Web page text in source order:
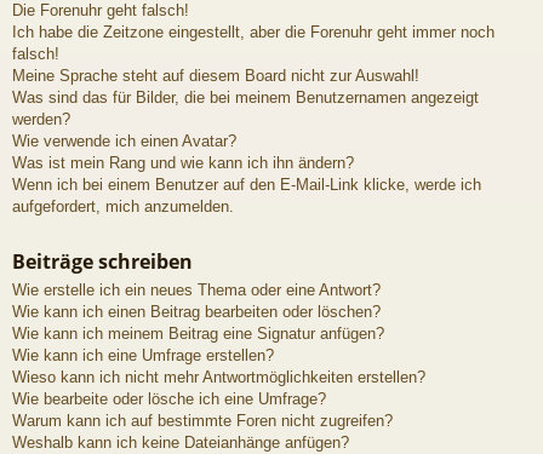
Die Forenuhr geht falsch!
Ich habe die Zeitzone eingestellt, aber die Forenuhr geht immer noch
falsch!
Meine Sprache steht auf diesem Board nicht zur Auswahl!
Was sind das für Bilder, die bei meinem Benutzernamen angezeigt
werden?
Wie verwende ich einen Avatar?
Was ist mein Rang und wie kann ich ihn ändern?
Wenn ich bei einem Benutzer auf den E-Mail-Link klicke, werde ich
aufgefordert, mich anzumelden.
Beiträge schreiben
Wie erstelle ich ein neues Thema oder eine Antwort?
Wie kann ich einen Beitrag bearbeiten oder löschen?
Wie kann ich meinem Beitrag eine Signatur anfügen?
Wie kann ich eine Umfrage erstellen?
Wieso kann ich nicht mehr Antwortmöglichkeiten erstellen?
Wie bearbeite oder lösche ich eine Umfrage?
Warum kann ich auf bestimmte Foren nicht zugreifen?
Weshalb kann ich keine Dateianhänge anfügen?